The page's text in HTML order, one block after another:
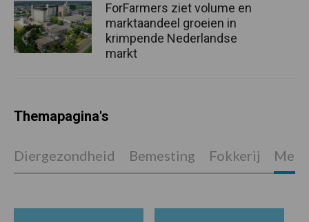
ForFarmers ziet volume en
marktaandeel groeien in
krimpende Nederlandse
markt
Themapagina's
Diergezondheid Bemesting Fokkerij